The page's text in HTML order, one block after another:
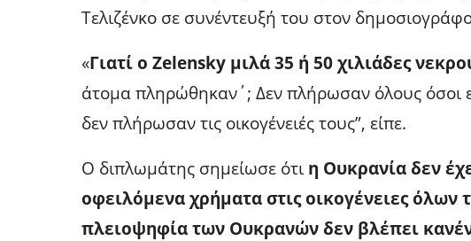
Τελιζένκο σε συνέντευξή του στον
«Γιατί ο Zelensky μιλά 35 ή 50 χιλιάδες
άτομα πληρώθηκαν΄; Δεν πλήρωσαν όλους όσοι
δεν πλήρωσαν τις οικογένειές τους”, είπε.
Ο διπλωμάτης σημείωσε ότι η Ουκρανία δεν
οφειλόμενα χρήματα στις οικογένειες όλων
πλειοψηφία των Ουκρανών δεν βλέπει